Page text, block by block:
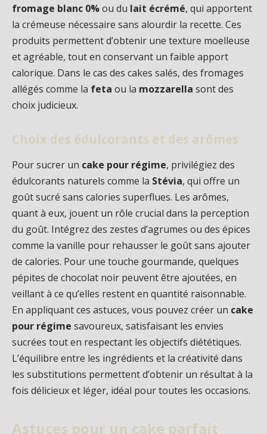
fromage blanc 0%ou du lait écrémé, qui apportent
la crémeuse nécessaire sans alourdir la recette. Ces
produits permettent d’obtenir une texture moelleuse
et agréable, tout en conservant un faible apport
calorique. Dans le cas des cakes salés, des fromages
allégés comme la feta ou la mozzarella sont des
choix judicieux.
Choix des édulcorants et des arômes
Pour sucrer un cake pour régime, privilégiez des
édulcorants naturels comme la Stévia, qui offre un
goût sucré sans calories superflues. Les arômes,
quant à eux, jouent un rôle crucial dans la perception
du goût. Intégrez des zestes d’agrumes ou des épices
comme la vanille pour rehausser le goût sans ajouter
de calories. Pour une touche gourmande, quelques
pépites de chocolat noir peuvent être ajoutées, en
veillant à ce qu’elles restent en quantité raisonnable.
En appliquant ces astuces, vous pouvez créer un cake
pour régime savoureux, satisfaisant les envies
sucrées tout en respectant les objectifs diététiques.
L’équilibre entre les ingrédients et la créativité dans
les substitutions permettent d’obtenir un résultat à la
fois délicieux et léger, idéal pour toutes les occasions.
Astuces pour un cake parfait